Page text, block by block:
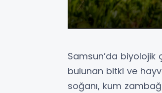
Samsun’da biyolojik
bulunan bitki ve
soğanı, kum